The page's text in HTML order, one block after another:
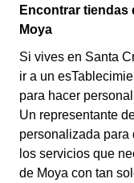
Encontrar tiendas
Moya
Si vives en Santa
ir a un
para hacer
Un representante
personalizada para
los servicios que
de Moya con tan